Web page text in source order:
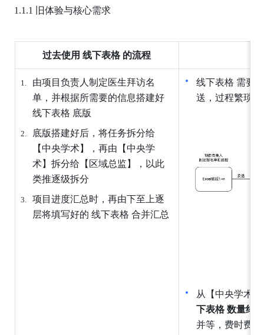
1.1.1 旧体验与核心需求
过去使用 线下表格 的流程
由项目负责人制定医生拜访名
单，并根据所需要的信息搭建好
线下表格 底版
底版搭建好后，将任务拆分给
【中央学术】，再由【中央学
术】拆分给【区域总监】，以此
类推逐级拆分
项目进度汇总时，再由下至上逐
层将填写好的 线下表格 合并汇总
线下表格 需要
送，过程繁琐
从【中央学术
下表格 数量约
并等，费时费力